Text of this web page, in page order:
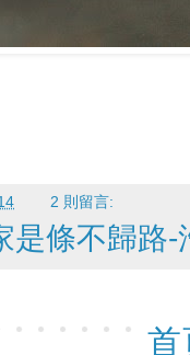
2 則留言:
是條不歸路-
首